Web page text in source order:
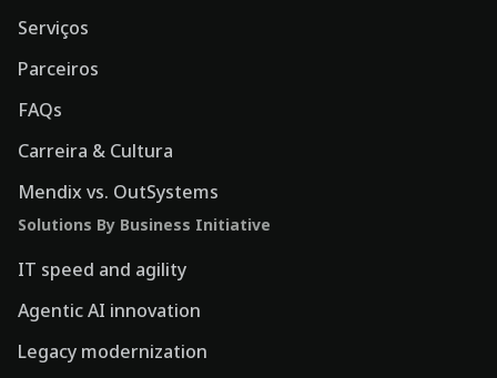
Serviços
Parceiros
FAQs
Carreira & Cultura
Mendix vs. OutSystems
Solutions By Business Initiative
IT speed and agility
Agentic AI innovation
Legacy modernization